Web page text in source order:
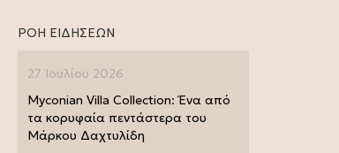
ΡΟΗ ΕΙΔΗΣΕΩΝ
27 Ιουλίου 2026
Myconian Villa Collection: Ένα από
τα κορυφαία πεντάστερα του
Μάρκου Δαχτυλίδη